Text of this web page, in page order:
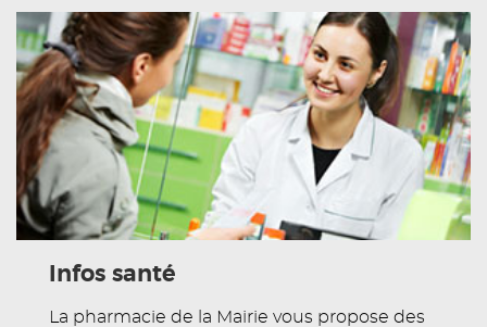
Infos santé
La pharmacie de la Mairie vous propose des